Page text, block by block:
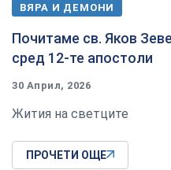
ВЯРА И ДЕМОНИ
Почитаме св. Яков
сред 12-те апостоли
30 Април, 2026
Жития на светците
ПРОЧЕТИ ОЩЕ